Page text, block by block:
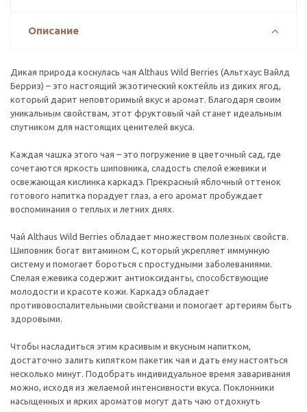
Описание
Дикая природа коснулась чая Althaus Wild Berries (Альтхаус Вайлд
Берриз) – это настоящий экзотический коктейль из диких ягод,
который дарит неповторимый вкус и аромат. Благодаря своим
уникальным свойствам, этот фруктовый чай станет идеальным
спутником для настоящих ценителей вкуса.
Каждая чашка этого чая – это погружение в цветочный сад, где
сочетаются яркость шиповника, сладость спелой ежевики и
освежающая кислинка каркадэ. Прекрасный яблочный оттенок
готового напитка порадует глаз, а его аромат пробуждает
воспоминания о теплых и летних днях.
Чай Althaus Wild Berries обладает множеством полезных свойств.
Шиповник богат витамином С, который укрепляет иммунную
систему и помогает бороться с простудными заболеваниями.
Спелая ежевика содержит антиоксиданты, способствующие
молодости и красоте кожи. Каркадэ обладает
противовоспалительными свойствами и помогает артериям быть
здоровыми.
Чтобы насладиться этим красивым и вкусным напитком,
достаточно залить кипятком пакетик чая и дать ему настояться
несколько минут. Подобрать индивидуальное время заваривания
можно, исходя из желаемой интенсивности вкуса. Поклонники
насыщенных и ярких ароматов могут дать чаю отдохнуть